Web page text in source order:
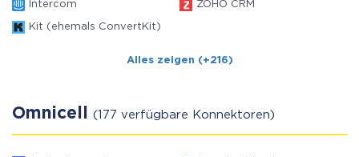
Intercom ZOHO CRM
Kit (ehemals ConvertKit)
Alles zeigen (+216)
Omnicell (177 verfügbare Konnektoren)